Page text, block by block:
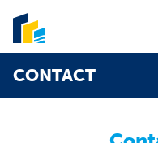
Portaal syndic
CONTACT